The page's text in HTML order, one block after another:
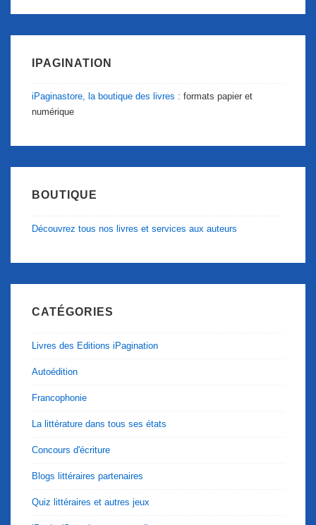
IPAGINATION
iPaginastore, la boutique des livres : formats papier et
numérique
BOUTIQUE
Découvrez tous nos livres et services aux auteurs
CATÉGORIES
Livres des Editions iPagination
Autoédition
Francophonie
La littérature dans tous ses états
Concours d'écriture
Blogs littéraires partenaires
Quiz littéraires et autres jeux